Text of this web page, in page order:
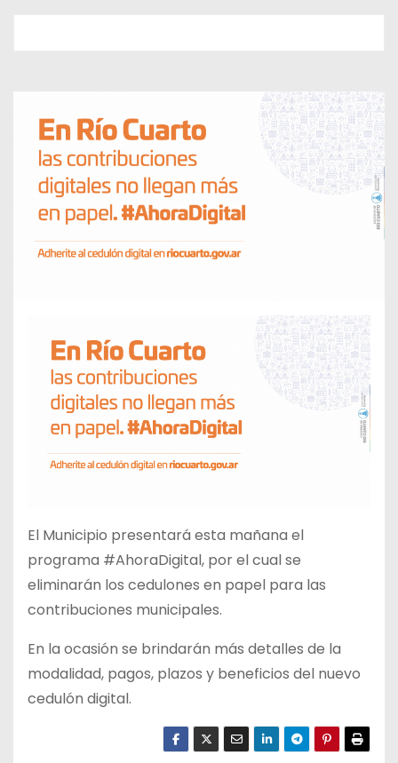
El Municipio presentará esta mañana el
programa #AhoraDigital, por el cual se
eliminarán los cedulones en papel para las
contribuciones municipales.
En la ocasión se brindarán más detalles de la
modalidad, pagos, plazos y beneficios del nuevo
cedulón digital.